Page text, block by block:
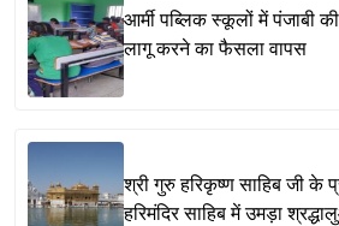
आर्मी पब्लिक स्कूलों में पंजाबी
लागू करने का फैसला वापस
श्री गुरु हरिकृष्ण साहिब जी के
हरिमंदिर साहिब में उमड़ा